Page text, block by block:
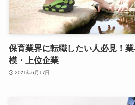
保育業界に転職したい人必見！
模・上位企業
2021年6月17日